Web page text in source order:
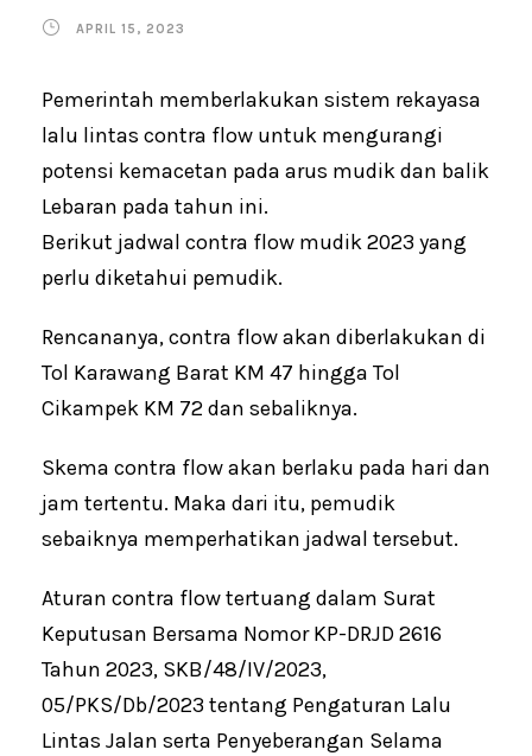
APRIL 15, 2023
Pemerintah memberlakukan sistem rekayasa
lalu lintas contra flow untuk mengurangi
potensi kemacetan pada arus mudik dan balik
Lebaran pada tahun ini.
Berikut jadwal contra flow mudik 2023 yang
perlu diketahui pemudik.
Rencananya, contra flow akan diberlakukan di
Tol Karawang Barat KM 47 hingga Tol
Cikampek KM 72 dan sebaliknya.
Skema contra flow akan berlaku pada hari dan
jam tertentu. Maka dari itu, pemudik
sebaiknya memperhatikan jadwal tersebut.
Aturan contra flow tertuang dalam Surat
Keputusan Bersama Nomor KP-DRJD 2616
Tahun 2023, SKB/48/IV/2023,
05/PKS/Db/2023 tentang Pengaturan Lalu
Lintas Jalan serta Penyeberangan Selama